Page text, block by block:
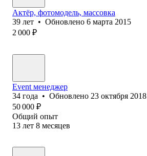
Актёр, фотомодель, массовка
39 лет • Обновлено 6 марта 2015
2 000 ₽
Event менеджер
34 года • Обновлено 23 октября 2018
50 000 ₽
Общий опыт
13 лет 8 месяцев